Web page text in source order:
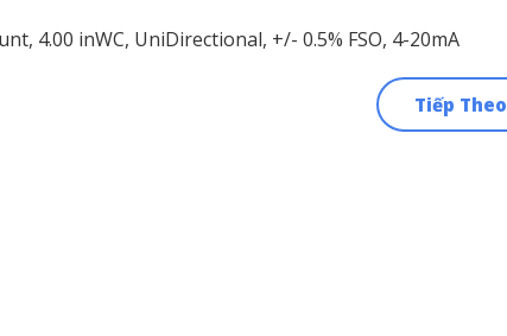
4.00 inWC, UniDirectional, +/- 0.5% FSO, 4-20mA
Tiếp Theo